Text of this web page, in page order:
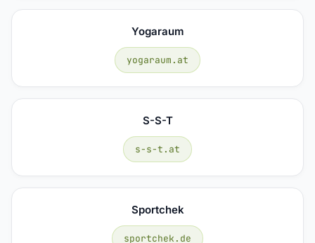
Yogaraum
yogaraum.at
S-S-T
s-s-t.at
Sportchek
sportchek.de